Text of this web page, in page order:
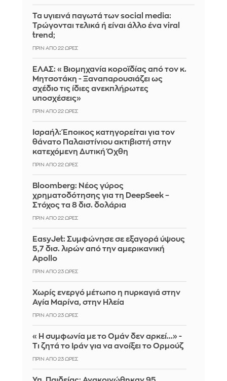
Τα υγιεινά παγωτά των social media:
Τρώγονται τελικά ή είναι άλλο ένα viral
trend;
ΠΡΙΝ ΑΠΌ 22 ΏΡΕΣ
ΕΛΑΣ: «Βιομηχανία κοροϊδίας από τον κ.
Μητσοτάκη - Ξαναπαρουσιάζει ως
σχέδιο τις ίδιες ανεκπλήρωτες
υποσχέσεις»
ΠΡΙΝ ΑΠΌ 22 ΏΡΕΣ
Ισραήλ: Έποικος κατηγορείται για τον
θάνατο Παλαιστίνιου ακτιβιστή στην
κατεχόμενη Δυτική Όχθη
ΠΡΙΝ ΑΠΌ 22 ΏΡΕΣ
Bloomberg: Νέος γύρος
χρηματοδότησης για τη DeepSeek –
Στόχος τα 8 δισ. δολάρια
ΠΡΙΝ ΑΠΌ 22 ΏΡΕΣ
EasyJet: Συμφώνησε σε εξαγορά ύψους
5,7 δισ. λιρών από την αμερικανική
Apollo
ΠΡΙΝ ΑΠΌ 23 ΏΡΕΣ
Χωρίς ενεργό μέτωπο η πυρκαγιά στην
Αγία Μαρίνα, στην Ηλεία
ΠΡΙΝ ΑΠΌ 23 ΏΡΕΣ
«Η συμφωνία με το Ομάν δεν αρκεί...» -
Τι ζητά το Ιράν για να ανοίξει το Ορμούζ
ΠΡΙΝ ΑΠΌ 23 ΏΡΕΣ